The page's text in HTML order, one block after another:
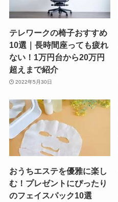
テレワークの椅子おすすめ
10選｜長時間座っても疲れ
ない！1万円台から20万円
超えまで紹介
2022年5月30日
おうちエステを優雅に楽し
む！プレゼントにぴったり
のフェイスパック10選